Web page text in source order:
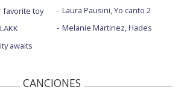
favorite toy
awaits
Laura Pausini, Yo canto 2
Melanie Martinez, Hades
CANCIONES